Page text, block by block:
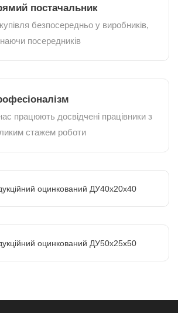
постачальник
безпосередньо у виробників,
посередників
працюють досвідчені працівники з
стажем роботи
оцинкований ДУ40х20х40
оцинкований ДУ50х25х50